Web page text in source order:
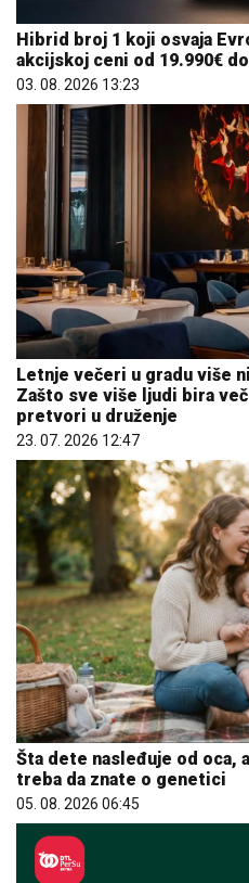
Hibrid broj 1 koji osvaja
akcijskoj ceni od 19.990€
03. 08. 2026 13:23
Letnje večeri u gradu više
Zašto sve više ljudi bira
pretvori u druženje
23. 07. 2026 12:47
Šta dete nasleđuje od oca,
treba da znate o genetici
05. 08. 2026 06:45